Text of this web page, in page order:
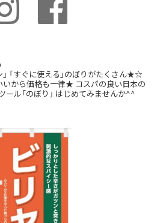
「すぐに使える」のぼりがたくさん★☆
いから価格も一律★ コスパの良い日本の
ル「のぼり」 はじめてみませんか^^